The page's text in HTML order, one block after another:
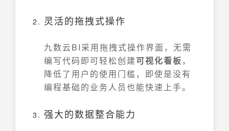
灵活的拖拽式操作
九数云BI采用拖拽式操作界面，无需
编写代码即可轻松创建可视化看板 ，
降低了用户的使用门槛，即使是没有
编程基础的业务人员也能快速上手。
强大的数据整合能力